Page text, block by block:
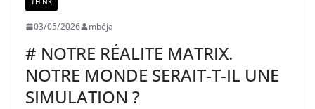
03/05/2026 mbéja
# NOTRE RÉALITE MATRIX.
NOTRE MONDE SERAIT-T-IL UNE
SIMULATION ?